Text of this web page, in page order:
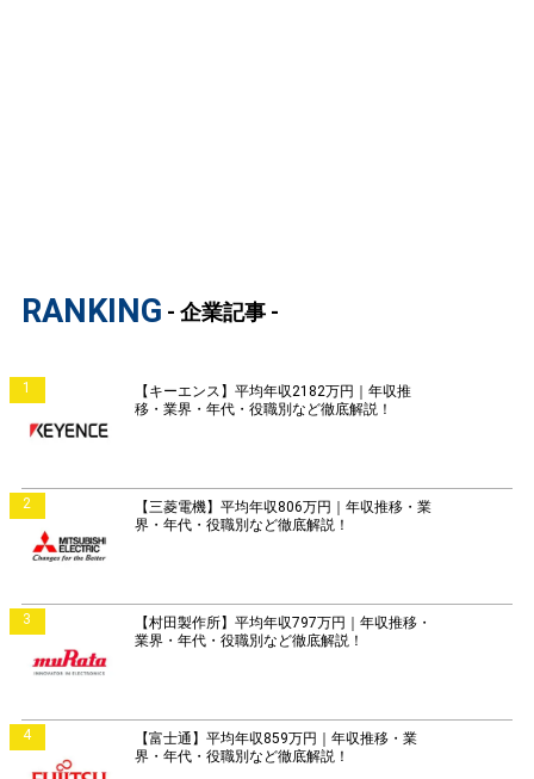
RANKING - 企業記事 -
1
【キーエンス】平均年収2182万円｜年収推
移・業界・年代・役職別など徹底解説！
2
【三菱電機】平均年収806万円｜年収推移・業
界・年代・役職別など徹底解説！
3
【村田製作所】平均年収797万円｜年収推移・
業界・年代・役職別など徹底解説！
4
【富士通】平均年収859万円｜年収推移・業
界・年代・役職別など徹底解説！